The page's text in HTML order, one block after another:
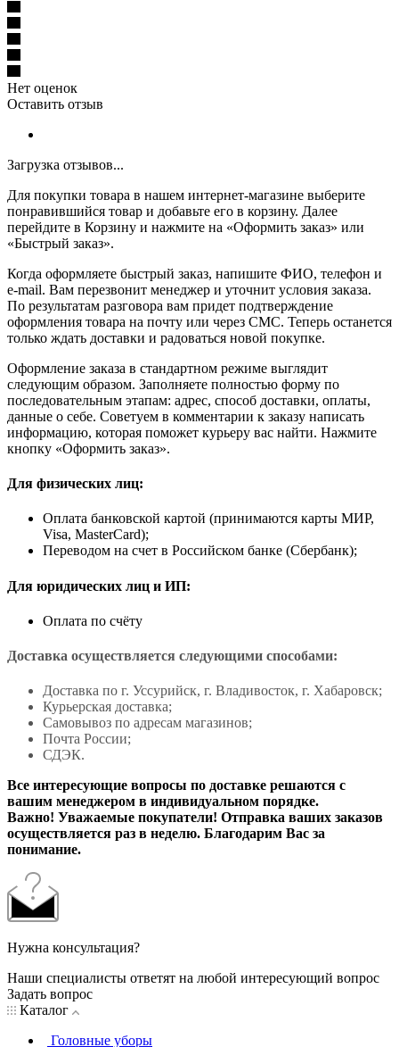
Нет оценок
Оставить отзыв
Загрузка отзывов...
Для покупки товара в нашем интернет-магазине выберите
понравившийся товар и добавьте его в корзину. Далее
перейдите в Корзину и нажмите на «Оформить заказ» или
«Быстрый заказ».
Когда оформляете быстрый заказ, напишите ФИО, телефон и
e-mail. Вам перезвонит менеджер и уточнит условия заказа.
По результатам разговора вам придет подтверждение
оформления товара на почту или через СМС. Теперь останется
только ждать доставки и радоваться новой покупке.
Оформление заказа в стандартном режиме выглядит
следующим образом. Заполняете полностью форму по
последовательным этапам: адрес, способ доставки, оплаты,
данные о себе. Советуем в комментарии к заказу написать
информацию, которая поможет курьеру вас найти. Нажмите
кнопку «Оформить заказ».
Для физических лиц:
Оплата банковской картой (принимаются карты МИР,
Visa, MasterCard);
Переводом на счет в Российском банке (Сбербанк);
Для юридических лиц и ИП:
Оплата по счёту
Доставка осуществляется следующими способами:
Доставка по г. Уссурийск, г. Владивосток, г. Хабаровск;
Курьерская доставка;
Самовывоз по адресам магазинов;
Почта России;
СДЭК.
Все интересующие вопросы по доставке решаются с
вашим менеджером в индивидуальном порядке.
Важно! Уважаемые покупатели! Отправка ваших заказов
осуществляется раз в неделю. Благодарим Вас за
понимание.
Нужна консультация?
Наши специалисты ответят на любой интересующий вопрос
Задать вопрос
Каталог
Головные уборы